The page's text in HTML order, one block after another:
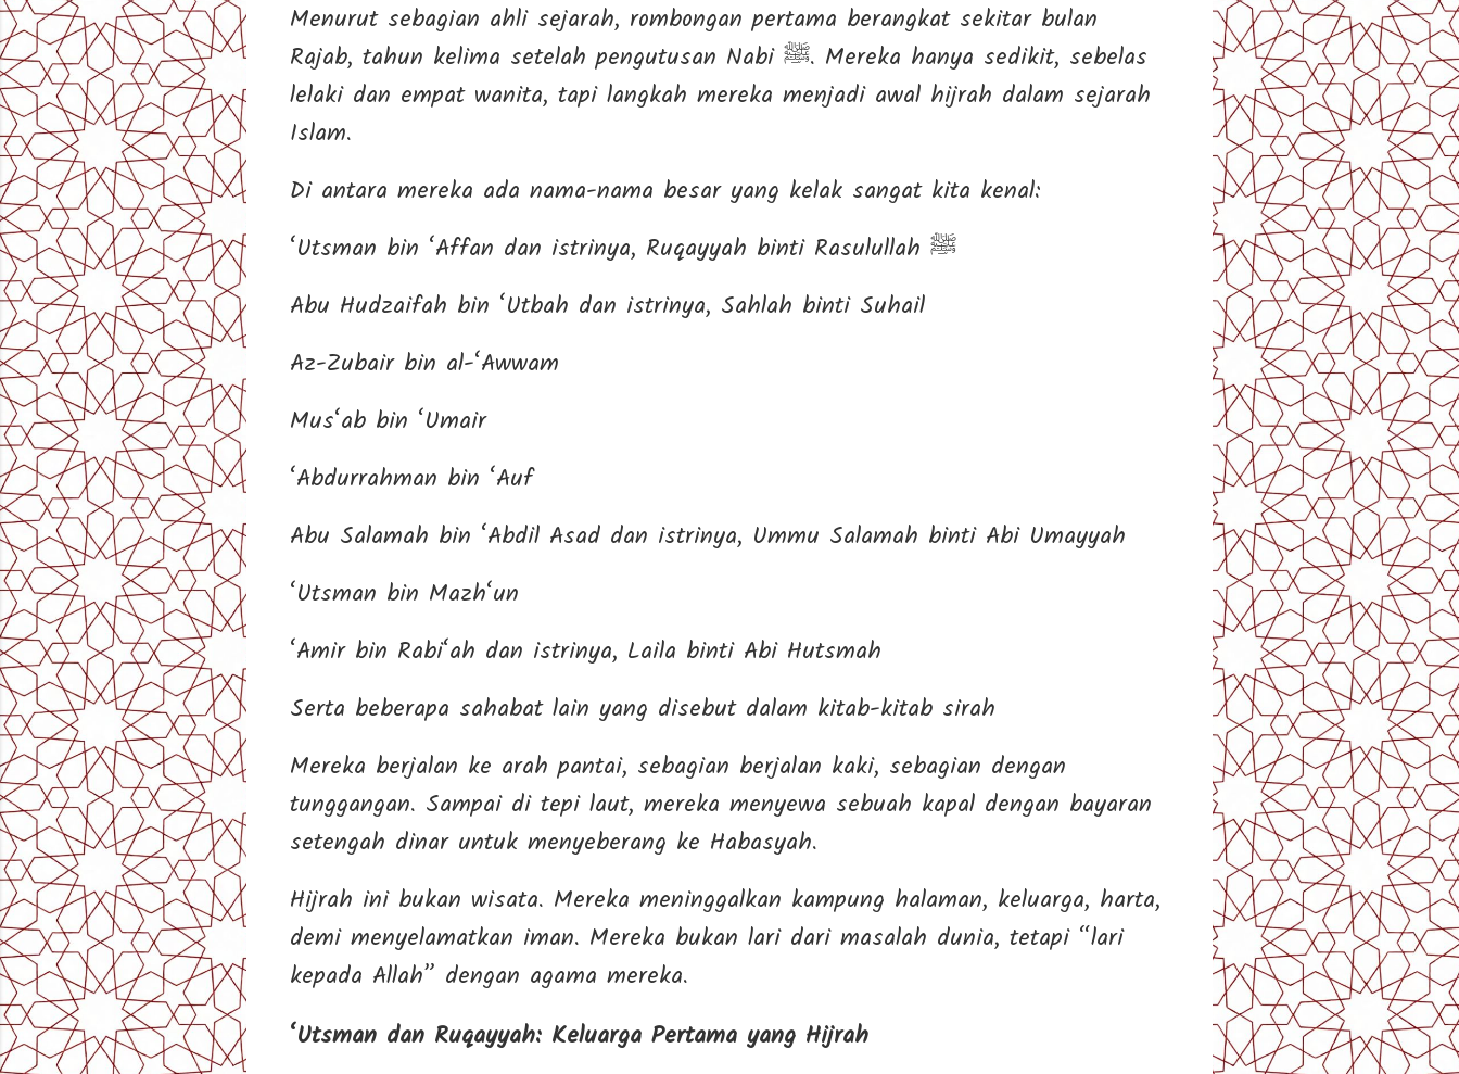
Menurut sebagian ahli sejarah, rombongan pertama berangkat sekitar bulan
Rajab, tahun kelima setelah pengutusan Nabi ﷺ. Mereka hanya sedikit, sebelas
lelaki dan empat wanita, tapi langkah mereka menjadi awal hijrah dalam sejarah
Islam.
Di antara mereka ada nama-nama besar yang kelak sangat kita kenal:
‘Utsman bin ‘Affan dan istrinya, Ruqayyah binti Rasulullah ﷺ
Abu Hudzaifah bin ‘Utbah dan istrinya, Sahlah binti Suhail
Az-Zubair bin al-‘Awwam
Mus‘ab bin ‘Umair
‘Abdurrahman bin ‘Auf
Abu Salamah bin ‘Abdil Asad dan istrinya, Ummu Salamah binti Abi Umayyah
‘Utsman bin Mazh‘un
‘Amir bin Rabi‘ah dan istrinya, Laila binti Abi Hutsmah
Serta beberapa sahabat lain yang disebut dalam kitab-kitab sirah
Mereka berjalan ke arah pantai, sebagian berjalan kaki, sebagian dengan
tunggangan. Sampai di tepi laut, mereka menyewa sebuah kapal dengan bayaran
setengah dinar untuk menyeberang ke Habasyah.
Hijrah ini bukan wisata. Mereka meninggalkan kampung halaman, keluarga, harta,
demi menyelamatkan iman. Mereka bukan lari dari masalah dunia, tetapi “lari
kepada Allah” dengan agama mereka.
‘Utsman dan Ruqayyah: Keluarga Pertama yang Hijrah